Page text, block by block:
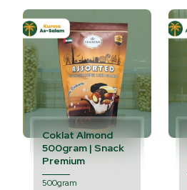
Coklat Almond
500gram | Snack
Premium
500gram